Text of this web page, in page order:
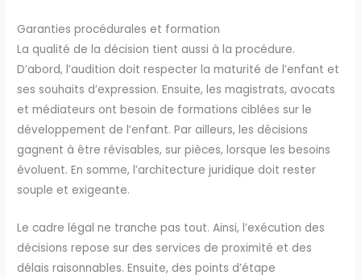
Garanties procédurales et formation
La qualité de la décision tient aussi à la procédure.
D’abord, l’audition doit respecter la maturité de l’enfant et
ses souhaits d’expression. Ensuite, les magistrats, avocats
et médiateurs ont besoin de formations ciblées sur le
développement de l’enfant. Par ailleurs, les décisions
gagnent à être révisables, sur pièces, lorsque les besoins
évoluent. En somme, l’architecture juridique doit rester
souple et exigeante.
Le cadre légal ne tranche pas tout. Ainsi, l’exécution des
décisions repose sur des services de proximité et des
délais raisonnables. Ensuite, des points d’étape